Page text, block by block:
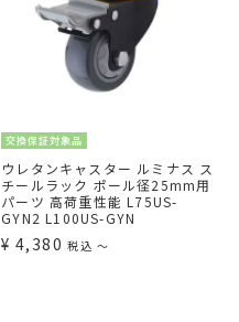
交換保証対象品
ウレタンキャスター ルミナス ス
チールラック ポール径25mm用
パーツ 高荷重性能 L75US-
GYN2 L100US-GYN
¥ 4,380 税込 〜